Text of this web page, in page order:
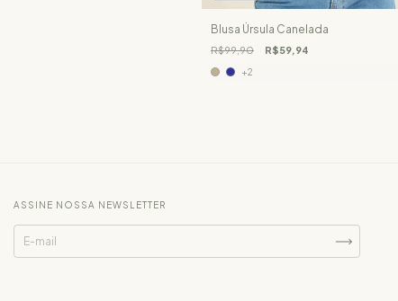
Blusa Úrsula Canelada
R$99,90 R$59,94
+2
ASSINE NOSSA NEWSLETTER